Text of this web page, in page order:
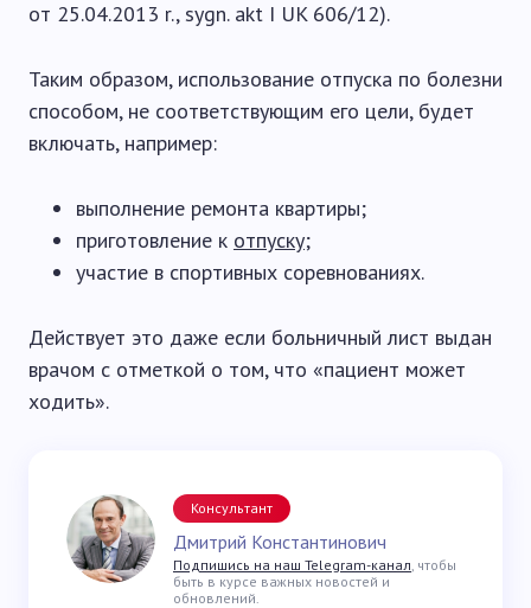
от 25.04.2013 r., sygn. akt I UK 606/12).
Таким образом, использование отпуска по болезни
способом, не соответствующим его цели, будет
включать, например:
выполнение ремонта квартиры;
приготовление к отпуску;
участие в спортивных соревнованиях.
Действует это даже если больничный лист выдан
врачом с отметкой о том, что «пациент может
ходить».
Консультант
Дмитрий Константинович
Подпишись на наш Telegram-канал, чтобы
быть в курсе важных новостей и
обновлений.